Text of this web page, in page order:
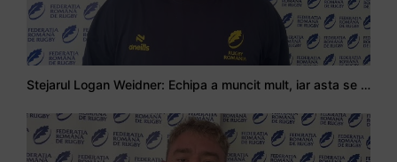
Stejarul Logan Weidner: Echipa a muncit mult, iar asta se va vedea în meciurile de la Nations Cup